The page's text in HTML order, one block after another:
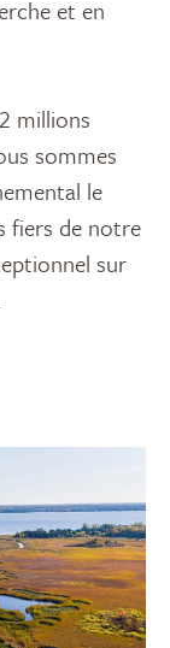
et en
millions
sommes
le
fiers de notre
sur